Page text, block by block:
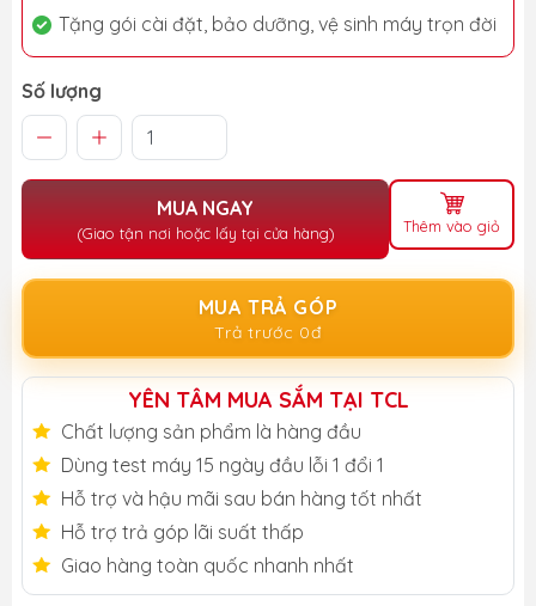
Tặng gói cài đặt, bảo dưỡng, vệ sinh máy trọn đời
Số lượng
MUA NGAY
(Giao tận nơi hoặc lấy tại cửa hàng) Thêm vào giỏ
MUA TRẢ GÓP
Trả trước 0đ
YÊN TÂM MUA SẮM TẠI TCL
Chất lượng sản phẩm là hàng đầu
Dùng test máy 15 ngày đầu lỗi 1 đổi 1
Hỗ trợ và hậu mãi sau bán hàng tốt nhất
Hỗ trợ trả góp lãi suất thấp
Giao hàng toàn quốc nhanh nhất